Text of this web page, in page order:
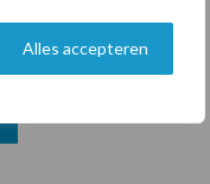
Alles accepteren